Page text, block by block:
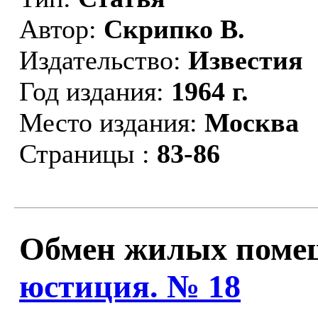
Автор: Скрипко В.
Издательство: Известия
Год издания: 1964 г.
Место издания: Москва
Страницы : 83-86
Обмен жилых
юстиция. № 18